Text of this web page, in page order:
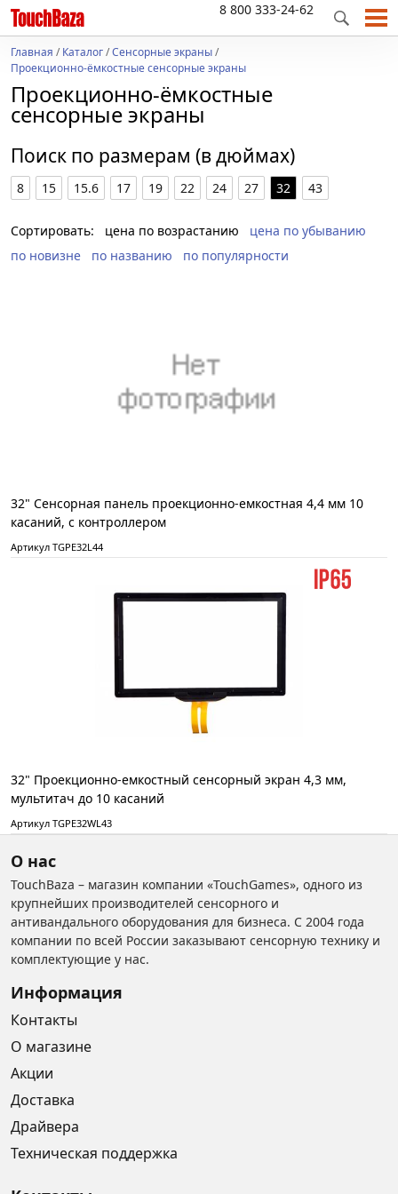
8 800 333-24-62
Главная /Каталог/Сенсорные экраны/
Проекционно-ёмкостные сенсорные экраны
Проекционно-ёмкостные
сенсорные экраны
Поиск по размерам (в дюймах)
8 15 15.6 17 19 22 24 27 32 43
Сортировать: цена по возрастанию
цена по убыванию
по новизне
по названию по популярности
32" Сенсорная панель проекционно-емкостная 4,4 мм 10
касаний, с контроллером
Артикул TGPE32L44
32" Проекционно-емкостный сенсорный экран 4,3 мм,
мультитач до 10 касаний
Артикул TGPE32WL43
О нас
TouchBaza – магазин компании «TouchGames», одного из
крупнейших производителей сенсорного и
антивандального оборудования для бизнеса. С 2004 года
компании по всей России заказывают сенсорную технику и
комплектующие у нас.
Информация
Контакты
О магазине
Акции
Доставка
Драйвера
Техническая поддержка